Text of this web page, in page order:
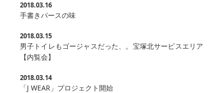
2018.03.16
手書きパースの味
2018.03.15
男子トイレもゴージャスだった、。宝塚北サービスエリア
【内覧会】
2018.03.14
「J WEAR」プロジェクト開始